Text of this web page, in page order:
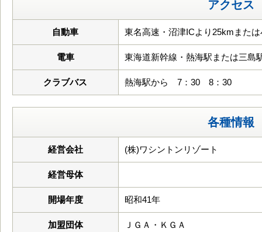
アクセス
自動車 東名高速・沼津ICより25kmまた
電車 東海道新幹線・熱海駅または三島
クラブバス 熱海駅から 7：30 8：30
各種情報
経営会社 (株)ワシントンリゾート
経営母体
開場年度 昭和41年
加盟団体 ＪＧＡ・ＫＧＡ